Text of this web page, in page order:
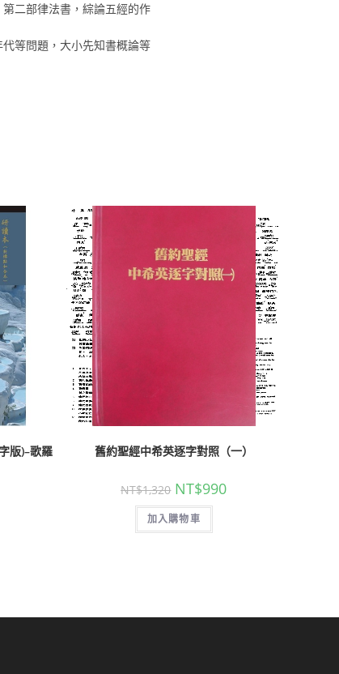
二部律法書，綜論五經的作
等問題，大小先知書概論等
版)–歌羅
舊約聖經中希英逐字對照（一）
NT$1,320 NT$990
加入購物車